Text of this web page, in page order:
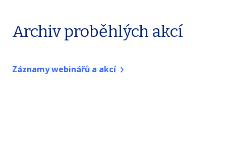
Archiv proběhlých akcí
Záznamy webinářů a akcí